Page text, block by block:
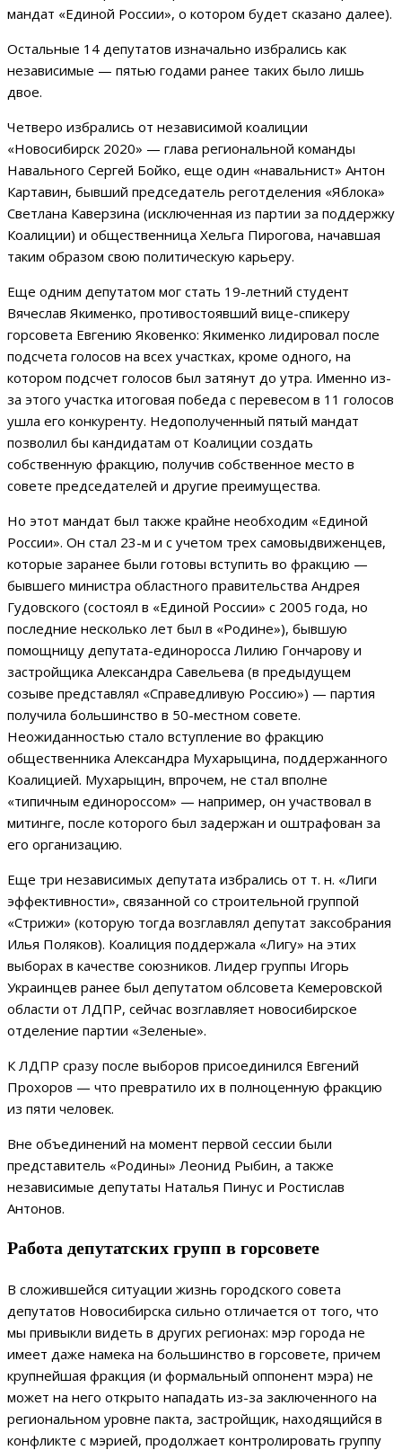
мандат «Единой России», о котором будет сказано далее).
Остальные 14 депутатов изначально избрались как
независимые — пятью годами ранее таких было лишь
двое.
Четверо избрались от независимой коалиции
«Новосибирск 2020» — глава региональной команды
Навального Сергей Бойко, еще один «навальнист» Антон
Картавин, бывший председатель реготделения «Яблока»
Светлана Каверзина (исключенная из партии за поддержку
Коалиции) и общественница Хельга Пирогова, начавшая
таким образом свою политическую карьеру.
Еще одним депутатом мог стать 19-летний студент
Вячеслав Якименко, противостоявший вице-спикеру
горсовета Евгению Яковенко: Якименко лидировал после
подсчета голосов на всех участках, кроме одного, на
котором подсчет голосов был затянут до утра. Именно из-
за этого участка итоговая победа с перевесом в 11 голосов
ушла его конкуренту. Недополученный пятый мандат
позволил бы кандидатам от Коалиции создать
собственную фракцию, получив собственное место в
совете председателей и другие преимущества.
Но этот мандат был также крайне необходим «Единой
России». Он стал 23-м и с учетом трех самовыдвиженцев,
которые заранее были готовы вступить во фракцию —
бывшего министра областного правительства Андрея
Гудовского (состоял в «Единой России» с 2005 года, но
последние несколько лет был в «Родине»), бывшую
помощницу депутата-единоросса Лилию Гончарову и
застройщика Александра Савельева (в предыдущем
созыве представлял «Справедливую Россию») — партия
получила большинство в 50-местном совете.
Неожиданностью стало вступление во фракцию
общественника Александра Мухарыцина, поддержанного
Коалицией. Мухарыцин, впрочем, не стал вполне
«типичным единороссом» — например, он участвовал в
митинге, после которого был задержан и оштрафован за
его организацию.
Еще три независимых депутата избрались от т. н. «Лиги
эффективности», связанной со строительной группой
«Стрижи» (которую тогда возглавлял депутат заксобрания
Илья Поляков). Коалиция поддержала «Лигу» на этих
выборах в качестве союзников. Лидер группы Игорь
Украинцев ранее был депутатом облсовета Кемеровской
области от ЛДПР, сейчас возглавляет новосибирское
отделение партии «Зеленые».
К ЛДПР сразу после выборов присоединился Евгений
Прохоров — что превратило их в полноценную фракцию
из пяти человек.
Вне объединений на момент первой сессии были
представитель «Родины» Леонид Рыбин, а также
независимые депутаты Наталья Пинус и Ростислав
Антонов.
Работа депутатских групп в горсовете
В сложившейся ситуации жизнь городского совета
депутатов Новосибирска сильно отличается от того, что
мы привыкли видеть в других регионах: мэр города не
имеет даже намека на большинство в горсовете, причем
крупнейшая фракция (и формальный оппонент мэра) не
может на него открыто нападать из-за заключенного на
региональном уровне пакта, застройщик, находящийся в
конфликте с мэрией, продолжает контролировать группу